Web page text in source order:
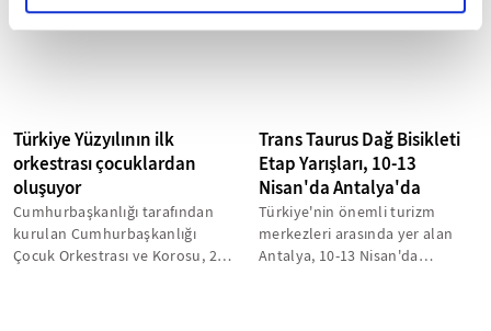
Türkiye Yüzyılının ilk
orkestrası çocuklardan
oluşuyor
Cumhurbaşkanlığı tarafından
kurulan Cumhurbaşkanlığı
Çocuk Orkestrası ve Korosu, 23
Trans Taurus Dağ Bisikleti
Etap Yarışları, 10-13
Nisan'da Antalya'da
Türkiye'nin önemli turizm
merkezleri arasında yer alan
Antalya, 10-13 Nisan'da